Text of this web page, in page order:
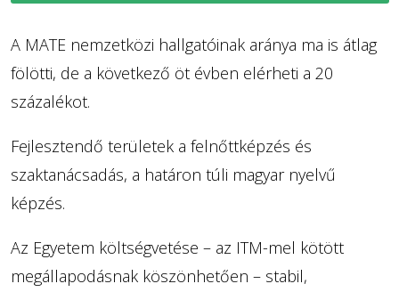
A MATE nemzetközi hallgatóinak aránya ma is átlag
fölötti, de a következő öt évben elérheti a 20
százalékot.
Fejlesztendő területek a felnőttképzés és
szaktanácsadás, a határon túli magyar nyelvű
képzés.
Az Egyetem költségvetése – az ITM-mel kötött
megállapodásnak köszönhetően – stabil,